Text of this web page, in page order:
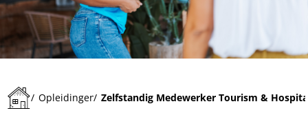
Blogs & actualiteiten
Praktisch
Organisatie
/ Opleidingen/ Zelfstandig Medewerker Tourism &